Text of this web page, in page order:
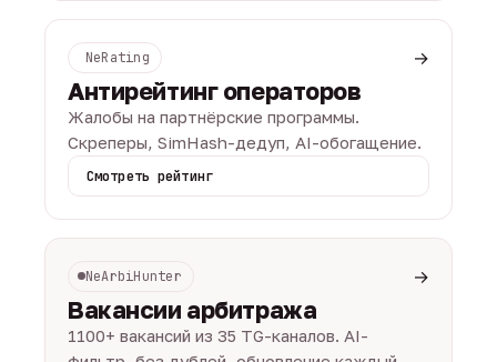
NeRating →
Антирейтинг операторов
Жалобы на партнёрские программы.
Скреперы, SimHash-дедуп, AI-обогащение.
Смотреть рейтинг
NeArbiHunter →
Вакансии арбитража
1100+ вакансий из 35 TG-каналов. AI-